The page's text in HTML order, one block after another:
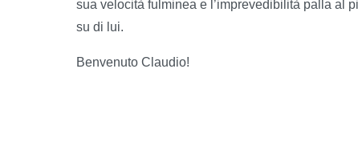
sua velocità fulminea e l’imprevedibilità palla al
su di lui.
Benvenuto Claudio!